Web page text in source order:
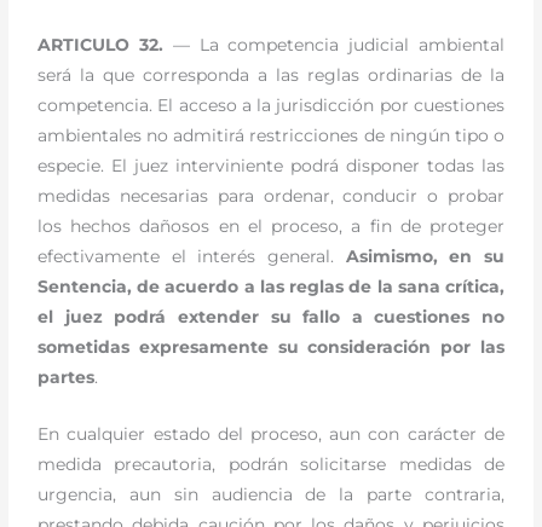
ARTICULO 32. — La competencia judicial ambiental
será la que corresponda a las reglas ordinarias de la
competencia. El acceso a la jurisdicción por cuestiones
ambientales no admitirá restricciones de ningún tipo o
especie. El juez interviniente podrá disponer todas las
medidas necesarias para ordenar, conducir o probar
los hechos dañosos en el proceso, a fin de proteger
efectivamente el interés general. Asimismo, en su
Sentencia, de acuerdo a las reglas de la sana crítica,
el juez podrá extender su fallo a cuestiones no
sometidas expresamente su consideración por las
partes.
En cualquier estado del proceso, aun con carácter de
medida precautoria, podrán solicitarse medidas de
urgencia, aun sin audiencia de la parte contraria,